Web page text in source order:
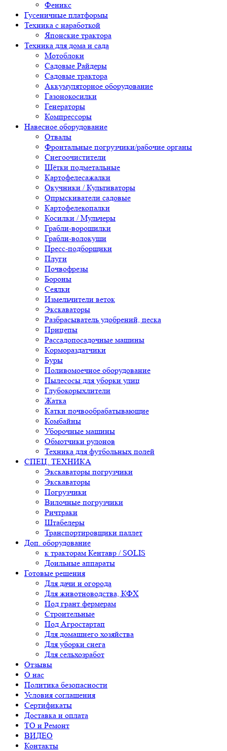
Феникс
Гусеничные платформы
Техника с наработкой
Японские трактора
Техника для дома и сада
Мотоблоки
Садовые Райдеры
Садовые трактора
Аккумуляторное оборудование
Газонокосилки
Генераторы
Компрессоры
Навесное оборудование
Отвалы
Фронтальные погрузчики/рабочие органы
Снегоочистители
Щётки подметальные
Картофелесажалки
Окучники / Культиваторы
Опрыскиватели садовые
Картофелекопалки
Косилки / Мульчеры
Грабли-ворошилки
Грабли-волокуши
Пресс-подборщики
Плуги
Почвофрезы
Бороны
Сеялки
Измельчители веток
Экскаваторы
Разбрасыватель удобрений, песка
Прицепы
Рассадопосадочные машины
Кормораздатчики
Буры
Поливомоечное оборудование
Пылесосы для уборки улиц
Глубокорыхлители
Жатка
Катки почвообрабатывающие
Комбайны
Уборочные машины
Обмотчики рулонов
Техника для футбольных полей
СПЕЦ. ТЕХНИКА
Экскаваторы погрузчики
Экскаваторы
Погрузчики
Вилочные погрузчики
Ричтраки
Штабелеры
Транспортировщики паллет
Доп. оборудование
к тракторам Кентавр / SOLIS
Доильные аппараты
Готовые решения
Для дачи и огорода
Для животноводства, КФХ
Под грант фермерам
Строительные
Под Агростартап
Для домашнего хозяйства
Для уборки снега
Для сельхозработ
Отзывы
О нас
Политика безопасности
Условия соглашения
Сертификаты
Доставка и оплата
ТО и Ремонт
ВИДЕО
Контакты